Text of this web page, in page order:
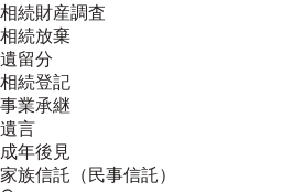
相続財産調査
相続放棄
遺留分
相続登記
事業承継
遺言
成年後見
家族信託（民事信託）